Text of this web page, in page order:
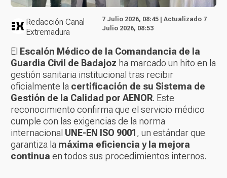
Redacción Canal
Extremadura
7 Julio 2026, 08:45 | Actualizado 7
Julio 2026, 08:53
El Escalón Médico de la Comandancia de la
Guardia Civil de Badajoz ha marcado un hito en la
gestión sanitaria institucional tras recibir
oficialmente la certificación de su Sistema de
Gestión de la Calidad por AENOR. Este
reconocimiento confirma que el servicio médico
cumple con las exigencias de la norma
internacional UNE-EN ISO 9001 , un estándar que
garantiza la máxima eficiencia y la mejora
continua en todos sus procedimientos internos.